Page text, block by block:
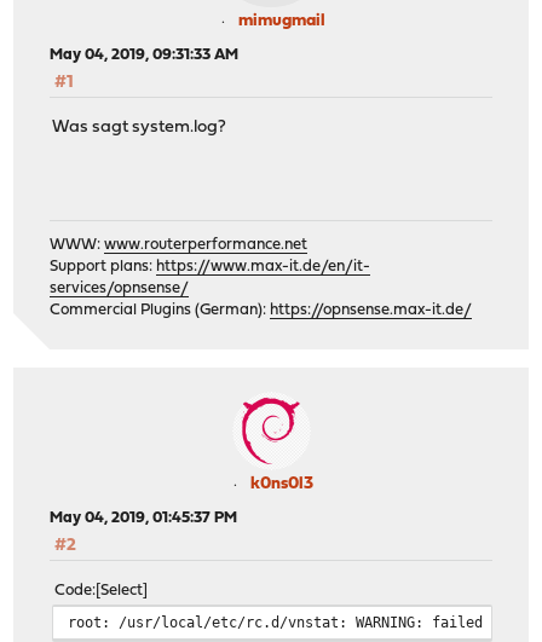
mimugmail
May 04, 2019, 09:31:33 AM
#1
Was sagt system.log?
WWW:www.routerperformance.net
Support plans: https://www.max-it.de/en/it-
services/opnsense/
Commercial Plugins (German): https://opnsense.max-it.de/
k0ns0l3
May 04, 2019, 01:45:37 PM
#2
Code Select
root: /usr/local/etc/rc.d/vnstat: WARNING: failed to